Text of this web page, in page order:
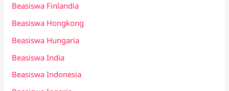
Beasiswa Finlandia
Beasiswa Hongkong
Beasiswa Hungaria
Beasiswa India
Beasiswa Indonesia